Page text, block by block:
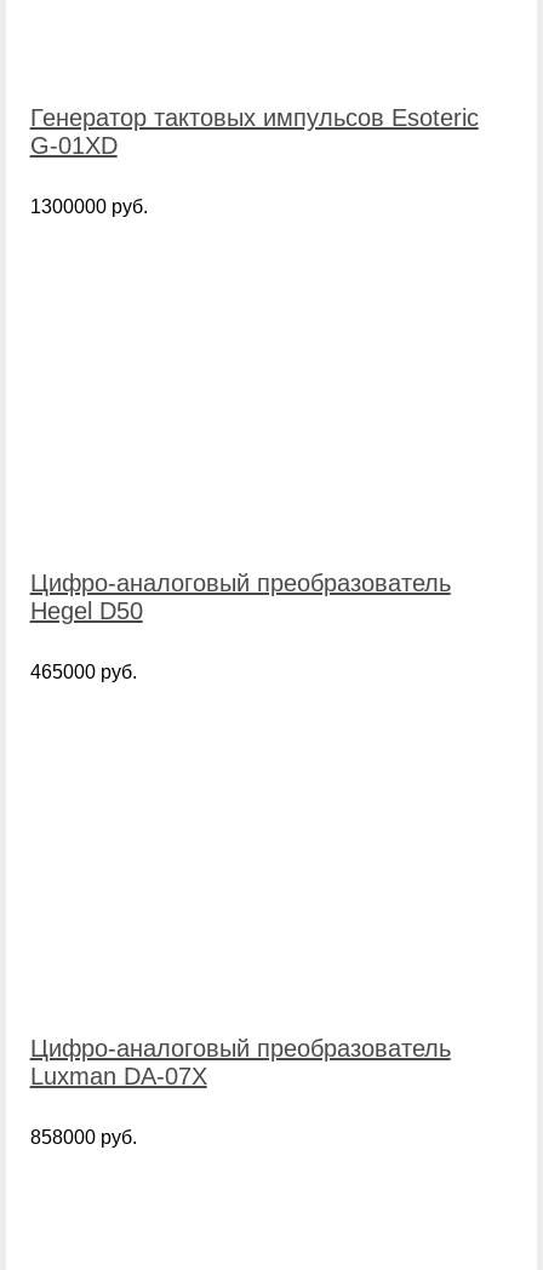
Генератор тактовых импульсов Esoteric
G-01XD
1300000 руб.
Цифро-аналоговый преобразователь
Hegel D50
465000 руб.
Цифро-аналоговый преобразователь
Luxman DA-07X
858000 руб.